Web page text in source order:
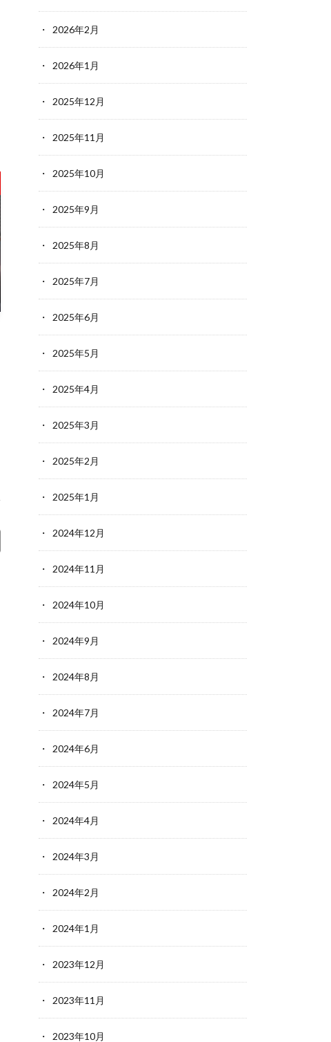
2026年2月
2026年1月
2025年12月
2025年11月
2025年10月
2025年9月
2025年8月
2025年7月
2025年6月
2025年5月
2025年4月
2025年3月
2025年2月
2025年1月
2024年12月
2024年11月
2024年10月
2024年9月
2024年8月
2024年7月
2024年6月
2024年5月
2024年4月
2024年3月
2024年2月
2024年1月
2023年12月
2023年11月
2023年10月